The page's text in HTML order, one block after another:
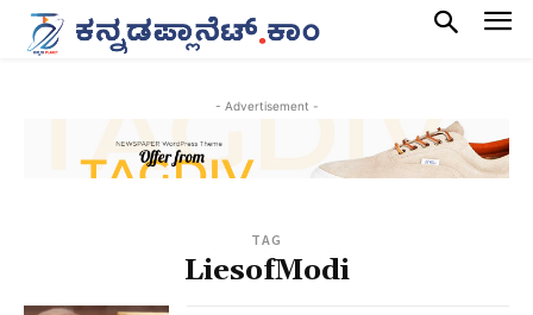
- Advertisement -
TAG
LiesofModi